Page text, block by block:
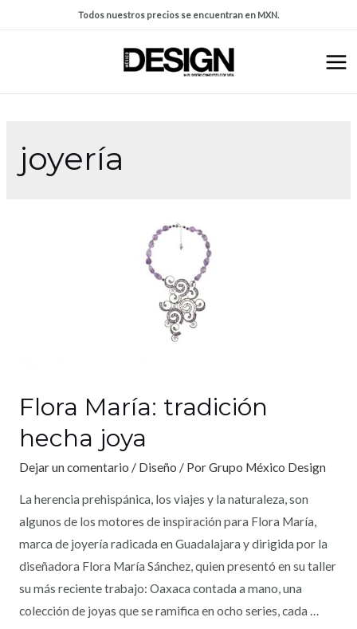
Todos nuestros precios se encuentran en MXN.
joyería
Flora María: tradición
hecha joya
Dejar un comentario / Diseño / PorGrupo México Design
La herencia prehispánica, los viajes y la naturaleza, son
algunos de los motores de inspiración para Flora María,
marca de joyería radicada en Guadalajara y dirigida por la
diseñadora Flora María Sánchez, quien presentó en su taller
su más reciente trabajo: Oaxaca contada a mano, una
colección de joyas que se ramifica en ocho series, cada …